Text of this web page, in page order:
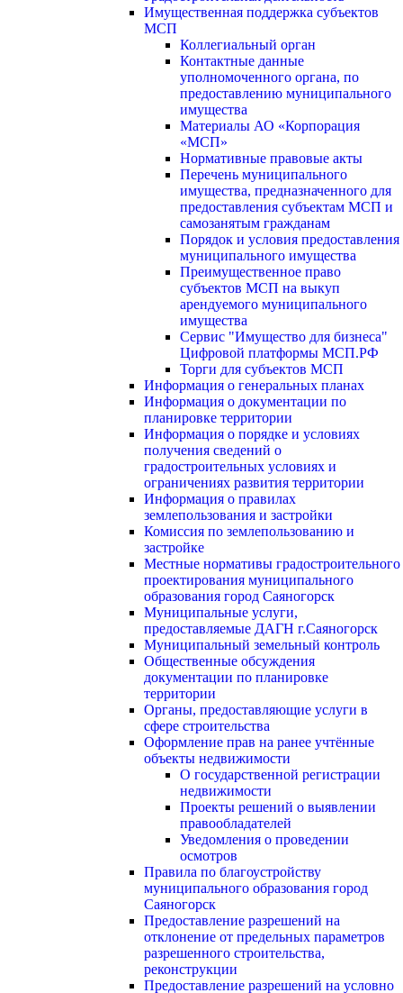
Имущественная поддержка субъектов
МСП
Коллегиальный орган
Контактные данные
уполномоченного органа, по
предоставлению муниципального
имущества
Материалы АО «Корпорация
«МСП»
Нормативные правовые акты
Перечень муниципального
имущества, предназначенного для
предоставления субъектам МСП и
самозанятым гражданам
Порядок и условия предоставления
муниципального имущества
Преимущественное право
субъектов МСП на выкуп
арендуемого муниципального
имущества
Сервис "Имущество для бизнеса"
Цифровой платформы МСП.РФ
Торги для субъектов МСП
Информация о генеральных планах
Информация о документации по
планировке территории
Информация о порядке и условиях
получения сведений о
градостроительных условиях и
ограничениях развития территории
Информация о правилах
землепользования и застройки
Комиссия по землепользованию и
застройке
Местные нормативы градостроительного
проектирования муниципального
образования город Саяногорск
Муниципальные услуги,
предоставляемые ДАГН г.Саяногорск
Муниципальный земельный контроль
Общественные обсуждения
документации по планировке
территории
Органы, предоставляющие услуги в
сфере строительства
Оформление прав на ранее учтённые
объекты недвижимости
О государственной регистрации
недвижимости
Проекты решений о выявлении
правообладателей
Уведомления о проведении
осмотров
Правила по благоустройству
муниципального образования город
Саяногорск
Предоставление разрешений на
отклонение от предельных параметров
разрешенного строительства,
реконструкции
Предоставление разрешений на условно